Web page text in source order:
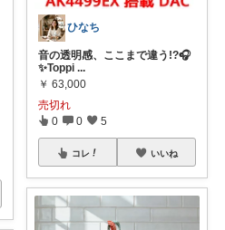
ひなち
音の透明感、ここまで違う!?🎧
✨Toppi ...
￥ 63,000
売切れ
0 0 5
コレ いいね